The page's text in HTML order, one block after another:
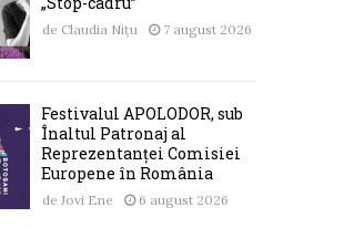
de Claudia Nițu 7 august 2026
Festivalul APOLODOR, sub
Înaltul Patronaj al
Reprezentanței Comisiei
Europene în România
de Jovi Ene 6 august 2026